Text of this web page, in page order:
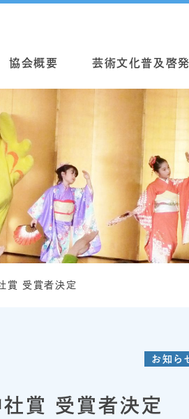
協会概要 芸術文化普及啓
賞 受賞者決定
お知ら
賞 受賞者決定